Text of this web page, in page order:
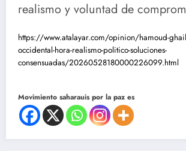
realismo y voluntad de
https://www.atalayar.com/opinion/hamoud-
occidental-hora-realismo-politico-soluciones-
consensuadas/20260528180000226099.html
Movimiento saharauis por la paz es